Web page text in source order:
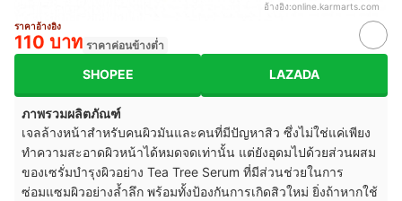
อ้างอิง:online.karmarts.com
ราคาอ้างอิง
110 บาท ราคาค่อนข้างต่ำ
SHOPEE LAZADA
ภาพรวมผลิตภัณฑ์
เจลล้างหน้าสำหรับคนผิวมันและคนที่มีปัญหาสิว ซึ่งไม่ใช่แค่เพียง
ทำความสะอาดผิวหน้าได้หมดจดเท่านั้น แต่ยังอุดมไปด้วยส่วนผสม
ของเซรั่มบำรุงผิวอย่าง Tea Tree Serum ที่มีส่วนช่วยในการ
ซ่อมแซมผิวอย่างล้ำลึก พร้อมทั้งป้องกันการเกิดสิวใหม่ ยิ่งถ้าหากใช้